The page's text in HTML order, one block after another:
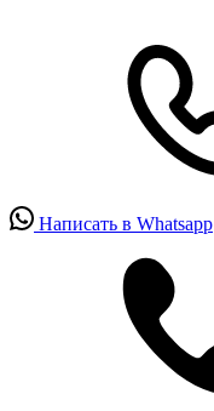
Написать в Whatsapp